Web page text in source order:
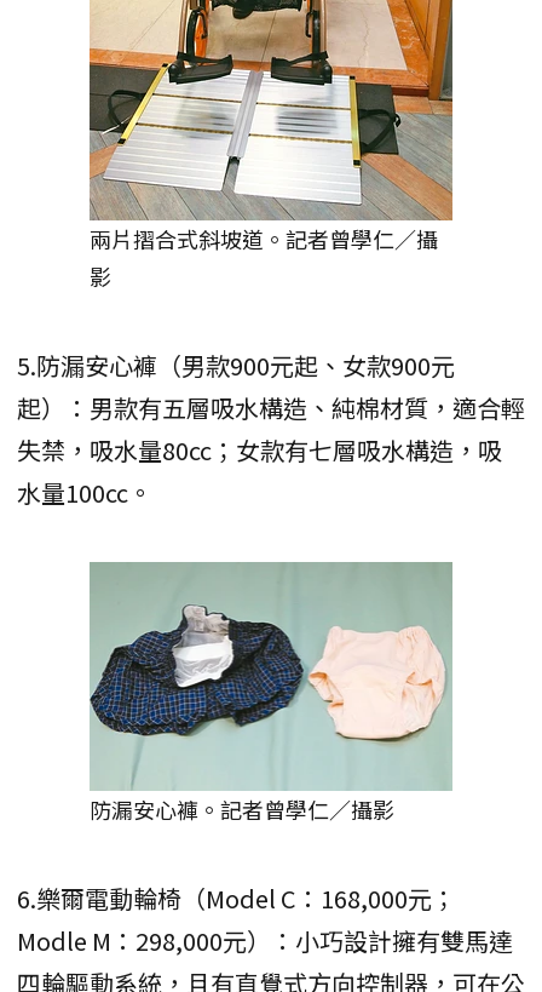
兩片摺合式斜坡道。記者曾學仁／攝
影
5.防漏安心褲（男款900元起、女款900元
起）：男款有五層吸水構造、純棉材質，適合輕
失禁，吸水量80cc；女款有七層吸水構造，吸
水量100cc。
防漏安心褲。記者曾學仁／攝影
6.樂爾電動輪椅（Model C：168,000元；
Modle M：298,000元）：小巧設計擁有雙馬達
四輪驅動系統，且有直覺式方向控制器，可在公